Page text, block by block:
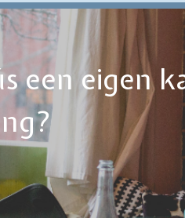
een eigen